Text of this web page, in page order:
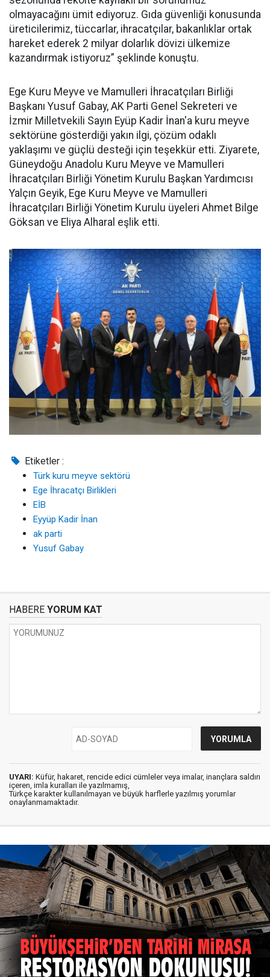
olmayacağını ümit ediyoruz. Gıda güvenliği konusunda
üreticilerimiz, tüccarlar, ihracatçılar, bakanlıklar ortak
hareket ederek 2 milyar dolarlık dövizi ülkemize
kazandırmak istiyoruz” şeklinde konuştu.
Ege Kuru Meyve ve Mamulleri İhracatçıları Birliği
Başkanı Yusuf Gabay, AK Parti Genel Sekreteri ve
İzmir Milletvekili Sayın Eyüp Kadir İnan'a kuru meyve
sektörüne gösterdiği yakın ilgi, çözüm odaklı
yaklaşımı ve güçlü desteği için teşekkür etti. Ziyarete,
Güneydoğu Anadolu Kuru Meyve ve Mamulleri
İhracatçıları Birliği Yönetim Kurulu Başkan Yardımcısı
Yalçın Geyik, Ege Kuru Meyve ve Mamulleri
İhracatçıları Birliği Yönetim Kurulu üyeleri Ahmet Bilge
Göksan ve Eliya Alharal eşlik etti.
Etiketler :
Türk kuru meyve sektörü
Ege İhracatçı Birlikleri
EİB
Eyyüp Kadir İnan
ak parti
Yusuf Gabay
HABERE YORUM KAT
UYARI: Küfür, hakaret, rencide edici cümleler veya imalar, inançlara saldırı
içeren, imla kuralları ile yazılmamış,
Türkçe karakter kullanılmayan ve büyük harflerle yazılmış yorumlar
onaylanmamaktadır.